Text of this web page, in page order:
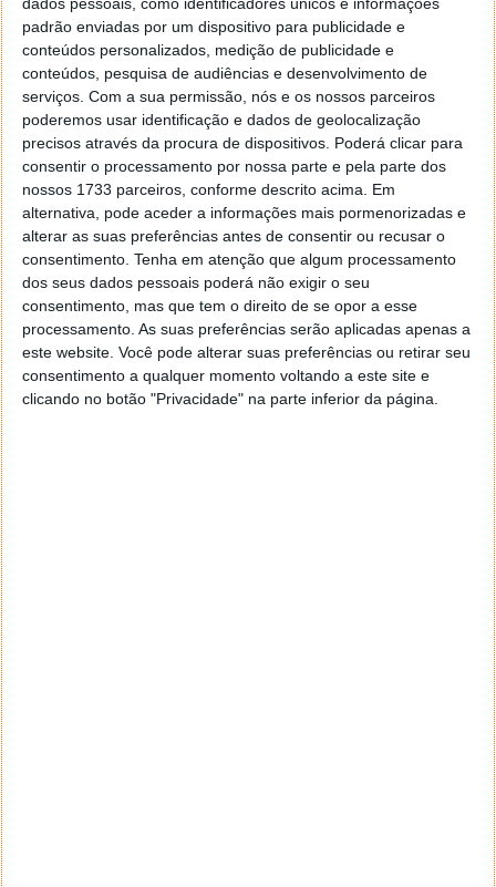
padrão enviadas por um dispositivo para publicidade e
conteúdos personalizados, medição de publicidade e
conteúdos, pesquisa de audiências e desenvolvimento de
serviços. Com a sua permissão, nós e os nossos parceiros
poderemos usar identificação e dados de geolocalização
precisos através da procura de dispositivos. Poderá clicar para
consentir o processamento por nossa parte e pela parte dos
nossos 1733 parceiros, conforme descrito acima. Em
alternativa, pode aceder a informações mais pormenorizadas e
alterar as suas preferências antes de consentir ou recusar o
consentimento. Tenha em atenção que algum processamento
dos seus dados pessoais poderá não exigir o seu
consentimento, mas que tem o direito de se opor a esse
processamento. As suas preferências serão aplicadas apenas a
este website. Você pode alterar suas preferências ou retirar seu
consentimento a qualquer momento voltando a este site e
clicando no botão "Privacidade" na parte inferior da página.
Recentemente a Matrix Games lançou um novo titulo
do género que não podia deixar de mencionar, Tigers
on the Hunt. Parece que o vicio vai voltar …